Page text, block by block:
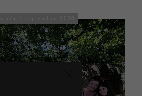
mardi 1 septembre 2020